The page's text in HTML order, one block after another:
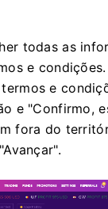
todas as
e condições.
e
e "Confirmo,
fora do